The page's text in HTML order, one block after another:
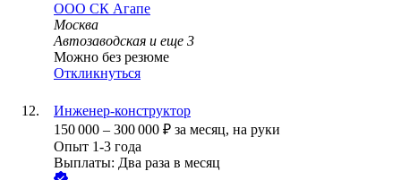
ООО СК Агапе
Москва
Автозаводская и еще 3
Можно без резюме
Откликнуться
Инженер-конструктор
150 000 – 300 000 ₽ за месяц, на руки
Опыт 1-3 года
Выплаты: Два раза в месяц